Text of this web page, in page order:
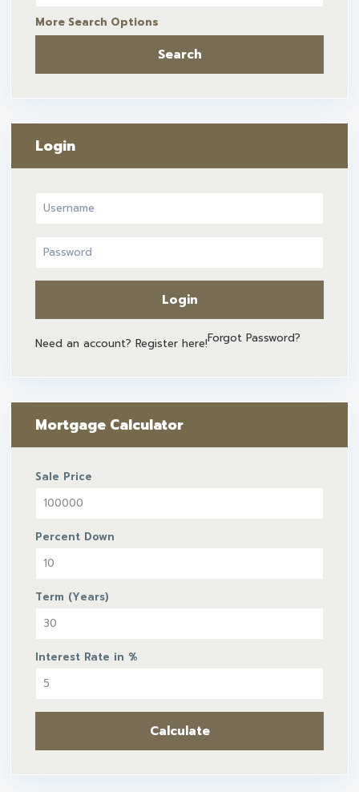
More Search Options
Search
Login
Login
Need an account? Register here!Forgot Password?
Mortgage Calculator
Sale Price
Percent Down
Term (Years)
Interest Rate in %
Calculate